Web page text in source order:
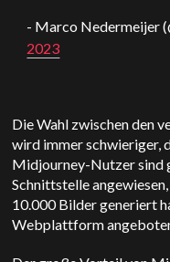
- Marco Nedermeijer
2023
Die Wahl zwischen den
wird immer schwieriger,
Midjourney-Nutzer sind
Schnittstelle
10.000 Bilder generiert
Webplattform